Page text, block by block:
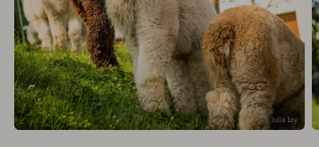
Julia Loy